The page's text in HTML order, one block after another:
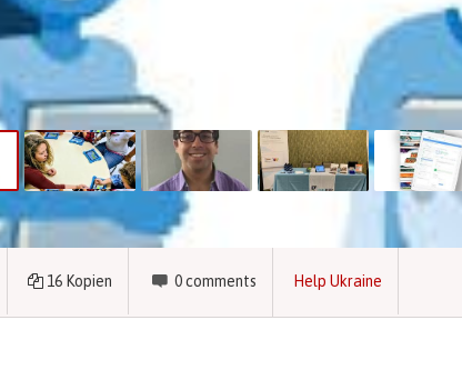
16 Kopien 0comments Help Ukraine